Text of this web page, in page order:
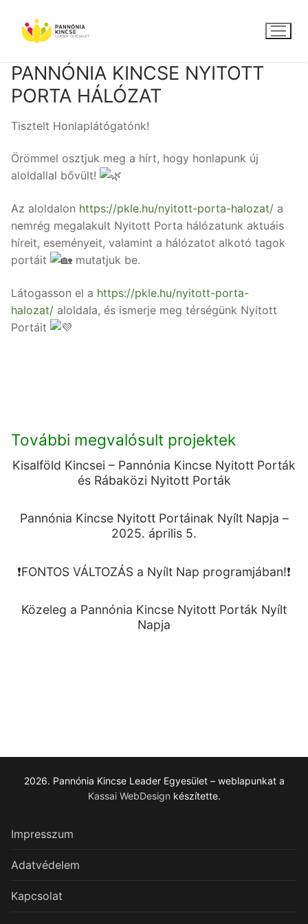
tartalomra
PANNÓNIA KINCSE NYITOTT
PORTA HÁLÓZAT
Tisztelt Honlaplátógatónk!
Örömmel osztjuk meg a hírt, hogy honlapunk új
aloldallal bővült!
Az aloldalon https://pkle.hu/nyitott-porta-halozat/ a
nemrég megalakult Nyitott Porta hálózatunk aktuáis
híreit, eseményeit, valamint a hálózatot alkotó tagok
portáit
mutatjuk be.
Látogasson el a https://pkle.hu/nyitott-porta-
halozat/ aloldala, és ismerje meg térségünk Nyitott
Portáit
További megvalósult projektek
Kisalföld Kincsei – Pannónia Kincse Nyitott Porták
és Rábaközi Nyitott Porták
Pannónia Kincse Nyitott Portáinak Nyílt Napja –
2025. április 5.
❗️FONTOS VÁLTOZÁS a Nyílt Nap programjában!❗️
Közeleg a Pannónia Kincse Nyitott Porták Nyílt
Napja
2026. Pannónia Kincse Leader Egyesület – weblapunkat a
Kassai WebDesign készítette.
Impresszum
Adatvédelem
Kapcsolat